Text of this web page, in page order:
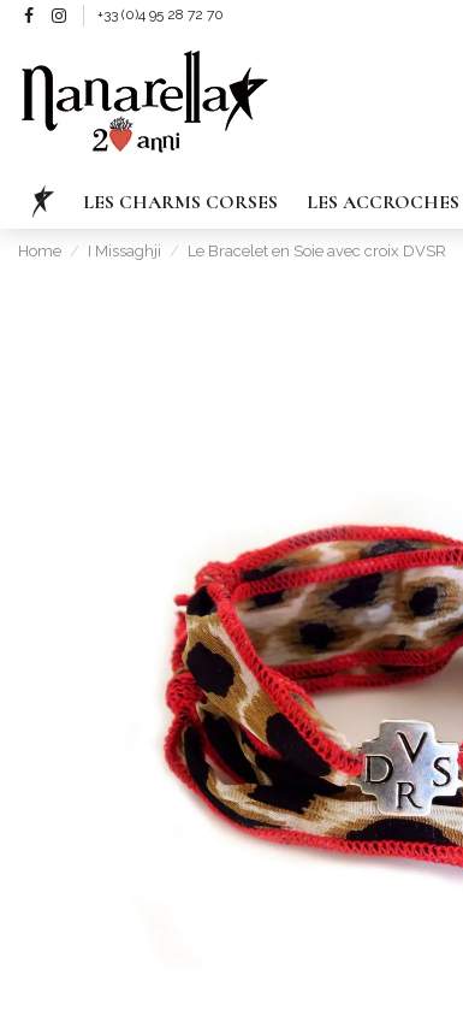
+33 (0)4 95 28 72 70
LES CHARMS CORSES LES
Home I Missaghji Le Bracelet en Soie avec croix DVSR